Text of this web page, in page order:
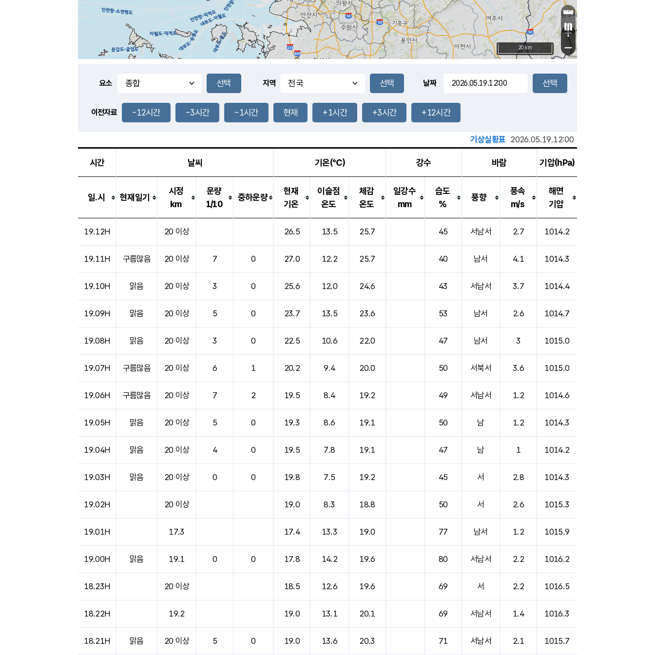
+
−
20 km
요소 지역 날짜
이전자료 -12시간 -3시간 -1시간 현재 +1시간 +3시간 +12시간
기상실황표 2026.05.19.12:00
시간 날씨 기온(℃) 강수 바람 기압(hPa)
일.시 현재일기
시정
km
운량
1/10
중하운량
현재
기온
이슬점
온도
체감
온도
일강수
mm
습도
%
풍향
풍속
m/s
해면
기압
19.12H 20 이상 26.5 13.5 25.7 45 서남서 2.7 1014.2
19.11H 구름많음 20 이상 7 0 27.0 12.2 25.7 40 남서 4.1 1014.3
19.10H 맑음 20 이상 3 0 25.6 12.0 24.6 43 서남서 3.7 1014.4
19.09H 맑음 20 이상 5 0 23.7 13.5 23.6 53 남서 2.6 1014.7
19.08H 맑음 20 이상 3 0 22.5 10.6 22.0 47 남서 3 1015.0
19.07H 구름많음 20 이상 6 1 20.2 9.4 20.0 50 서북서 3.6 1015.0
19.06H 구름많음 20 이상 7 2 19.5 8.4 19.2 49 서남서 1.2 1014.6
19.05H 맑음 20 이상 5 0 19.3 8.6 19.1 50 남 1.2 1014.3
19.04H 맑음 20 이상 4 0 19.5 7.8 19.1 47 남 1 1014.2
19.03H 맑음 20 이상 0 0 19.8 7.5 19.2 45 서 2.8 1014.3
19.02H 20 이상 19.0 8.3 18.8 50 서 2.6 1015.3
19.01H 17.3 17.4 13.3 19.0 77 남서 1.2 1015.9
19.00H 맑음 19.1 0 0 17.8 14.2 19.6 80 서남서 2.2 1016.2
18.23H 20 이상 18.5 12.6 19.6 69 서 2.2 1016.5
18.22H 19.2 19.0 13.1 20.1 69 서남서 1.4 1016.3
18.21H 맑음 20 이상 5 0 19.0 13.6 20.3 71 서남서 2.1 1015.7